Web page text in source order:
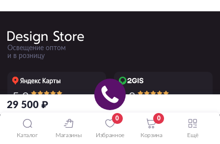
29 500 ₽
Освещение оптом
и в розницу
5.0 50+ отзывов 4.8
ПРИНИМАЕМ К ОПЛАТЕ
Каталог Магазины
0
Избранное
0
Корзина Ещё